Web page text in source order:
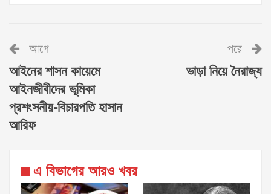
আগে
আইনের শাসন কায়েমে
আইনজীবীদের ভূমিকা
প্রশংসনীয়-বিচারপতি হাসান
আরিফ
পরে
ভাড়া নিয়ে নৈরাজ্য
এ বিভাগের আরও খবর